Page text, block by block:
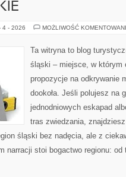
4 - 2026 MOŻLIWOŚĆ
Ta witryna to blog
śląski – miejsce, w którym
propozycje na odkrywanie
dookoła. Jeśli polujesz na
jednodniowych eskapad
tras zwiedzania,
śląski bez nadęcia, ale z
narracji stoi bogactwo regionu: